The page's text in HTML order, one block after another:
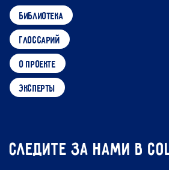
библиотека
глоссарий
о проекте
эксперты
Следите за нами в